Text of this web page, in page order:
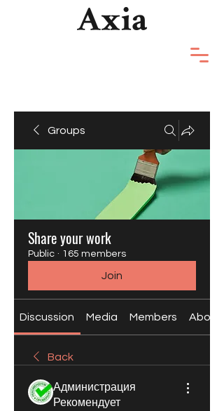
Groups
Share your work
Public · 165 members
Join
Discussion Media Members About
Back
Администрация
Рекомендует